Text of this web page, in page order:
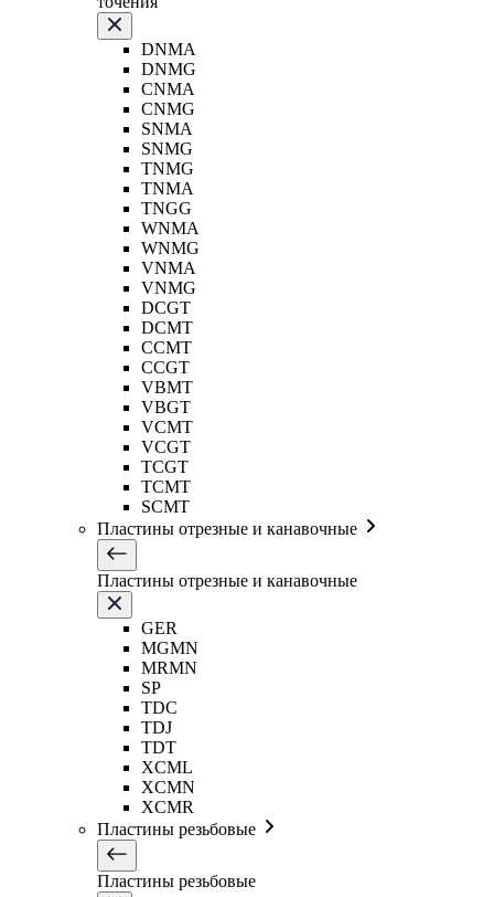
DNMA
DNMG
CNMA
CNMG
SNMA
SNMG
TNMG
TNMA
TNGG
WNMA
WNMG
VNMA
VNMG
DCGT
DCMT
CCMT
CCGT
VBMT
VBGT
VCMT
VCGT
TCGT
TCMT
SCMT
Пластины отрезные и канавочные
Пластины отрезные и канавочные
GER
MGMN
MRMN
SP
TDC
TDJ
TDT
XCML
XCMN
XCMR
Пластины резьбовые
Пластины резьбовые